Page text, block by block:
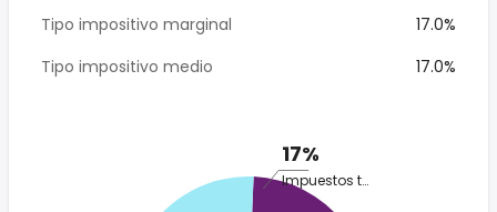
Tipo impositivo marginal
17.0%
Tipo impositivo medio
17.0%
17%
Impuestos totales